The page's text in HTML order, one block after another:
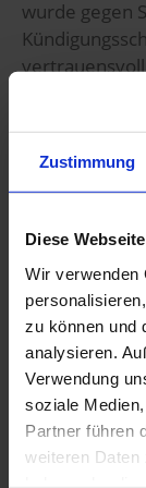
Zustimmung
Diese
Wir verwenden
zu können und
analysieren.
Verwendung
soziale
Partner führen
weiteren Daten
wurde gegen
wenden.
Ebenso wird
aus Freiburg
beantworten,
Veränderung
Beendigung
Arbeitsrecht
und wird Sie
Verfahren